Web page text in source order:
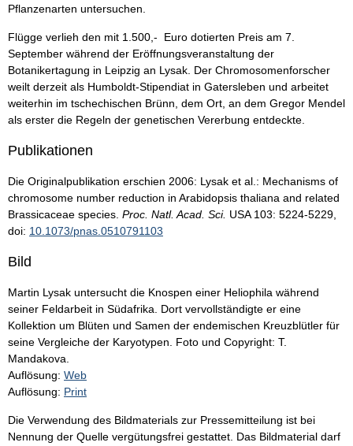
Pflanzenarten untersuchen.
Flügge verlieh den mit 1.500,- Euro dotierten Preis am 7.
September während der Eröffnungsveranstaltung der
Botanikertagung in Leipzig an Lysak. Der Chromosomenforscher
weilt derzeit als Humboldt-Stipendiat in Gatersleben und arbeitet
weiterhin im tschechischen Brünn, dem Ort, an dem Gregor Mendel
als erster die Regeln der genetischen Vererbung entdeckte.
Publikationen
Die Originalpublikation erschien 2006: Lysak et al.: Mechanisms of
chromosome number reduction in Arabidopsis thaliana and related
Brassicaceae species. Proc. Natl. Acad. Sci. USA 103: 5224-5229,
doi: 10.1073/pnas.0510791103
Bild
Martin Lysak untersucht die Knospen einer Heliophila während
seiner Feldarbeit in Südafrika. Dort vervollständigte er eine
Kollektion um Blüten und Samen der endemischen Kreuzblütler für
seine Vergleiche der Karyotypen. Foto und Copyright: T.
Mandakova.
Auflösung: Web
Auflösung: Print
Die Verwendung des Bildmaterials zur Pressemitteilung ist bei
Nennung der Quelle vergütungsfrei gestattet. Das Bildmaterial darf